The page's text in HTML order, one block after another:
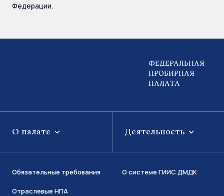
Федерации.
ФЕДЕРАЛЬНАЯ
ПРОБИРНАЯ
ПАЛАТА
О палате Деятельность
Обязательные требования
Отраслевые НПА
О системе ГИИС ДМДК